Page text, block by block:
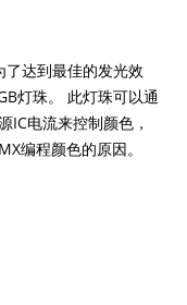
达到最佳的发光效
灯珠。 此灯珠可以通
IC电流来控制颜色，
编程颜色的原因。